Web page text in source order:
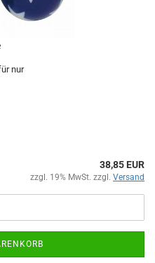
nur
38,85 EUR
zzgl. 19% MwSt. zzgl. Versand